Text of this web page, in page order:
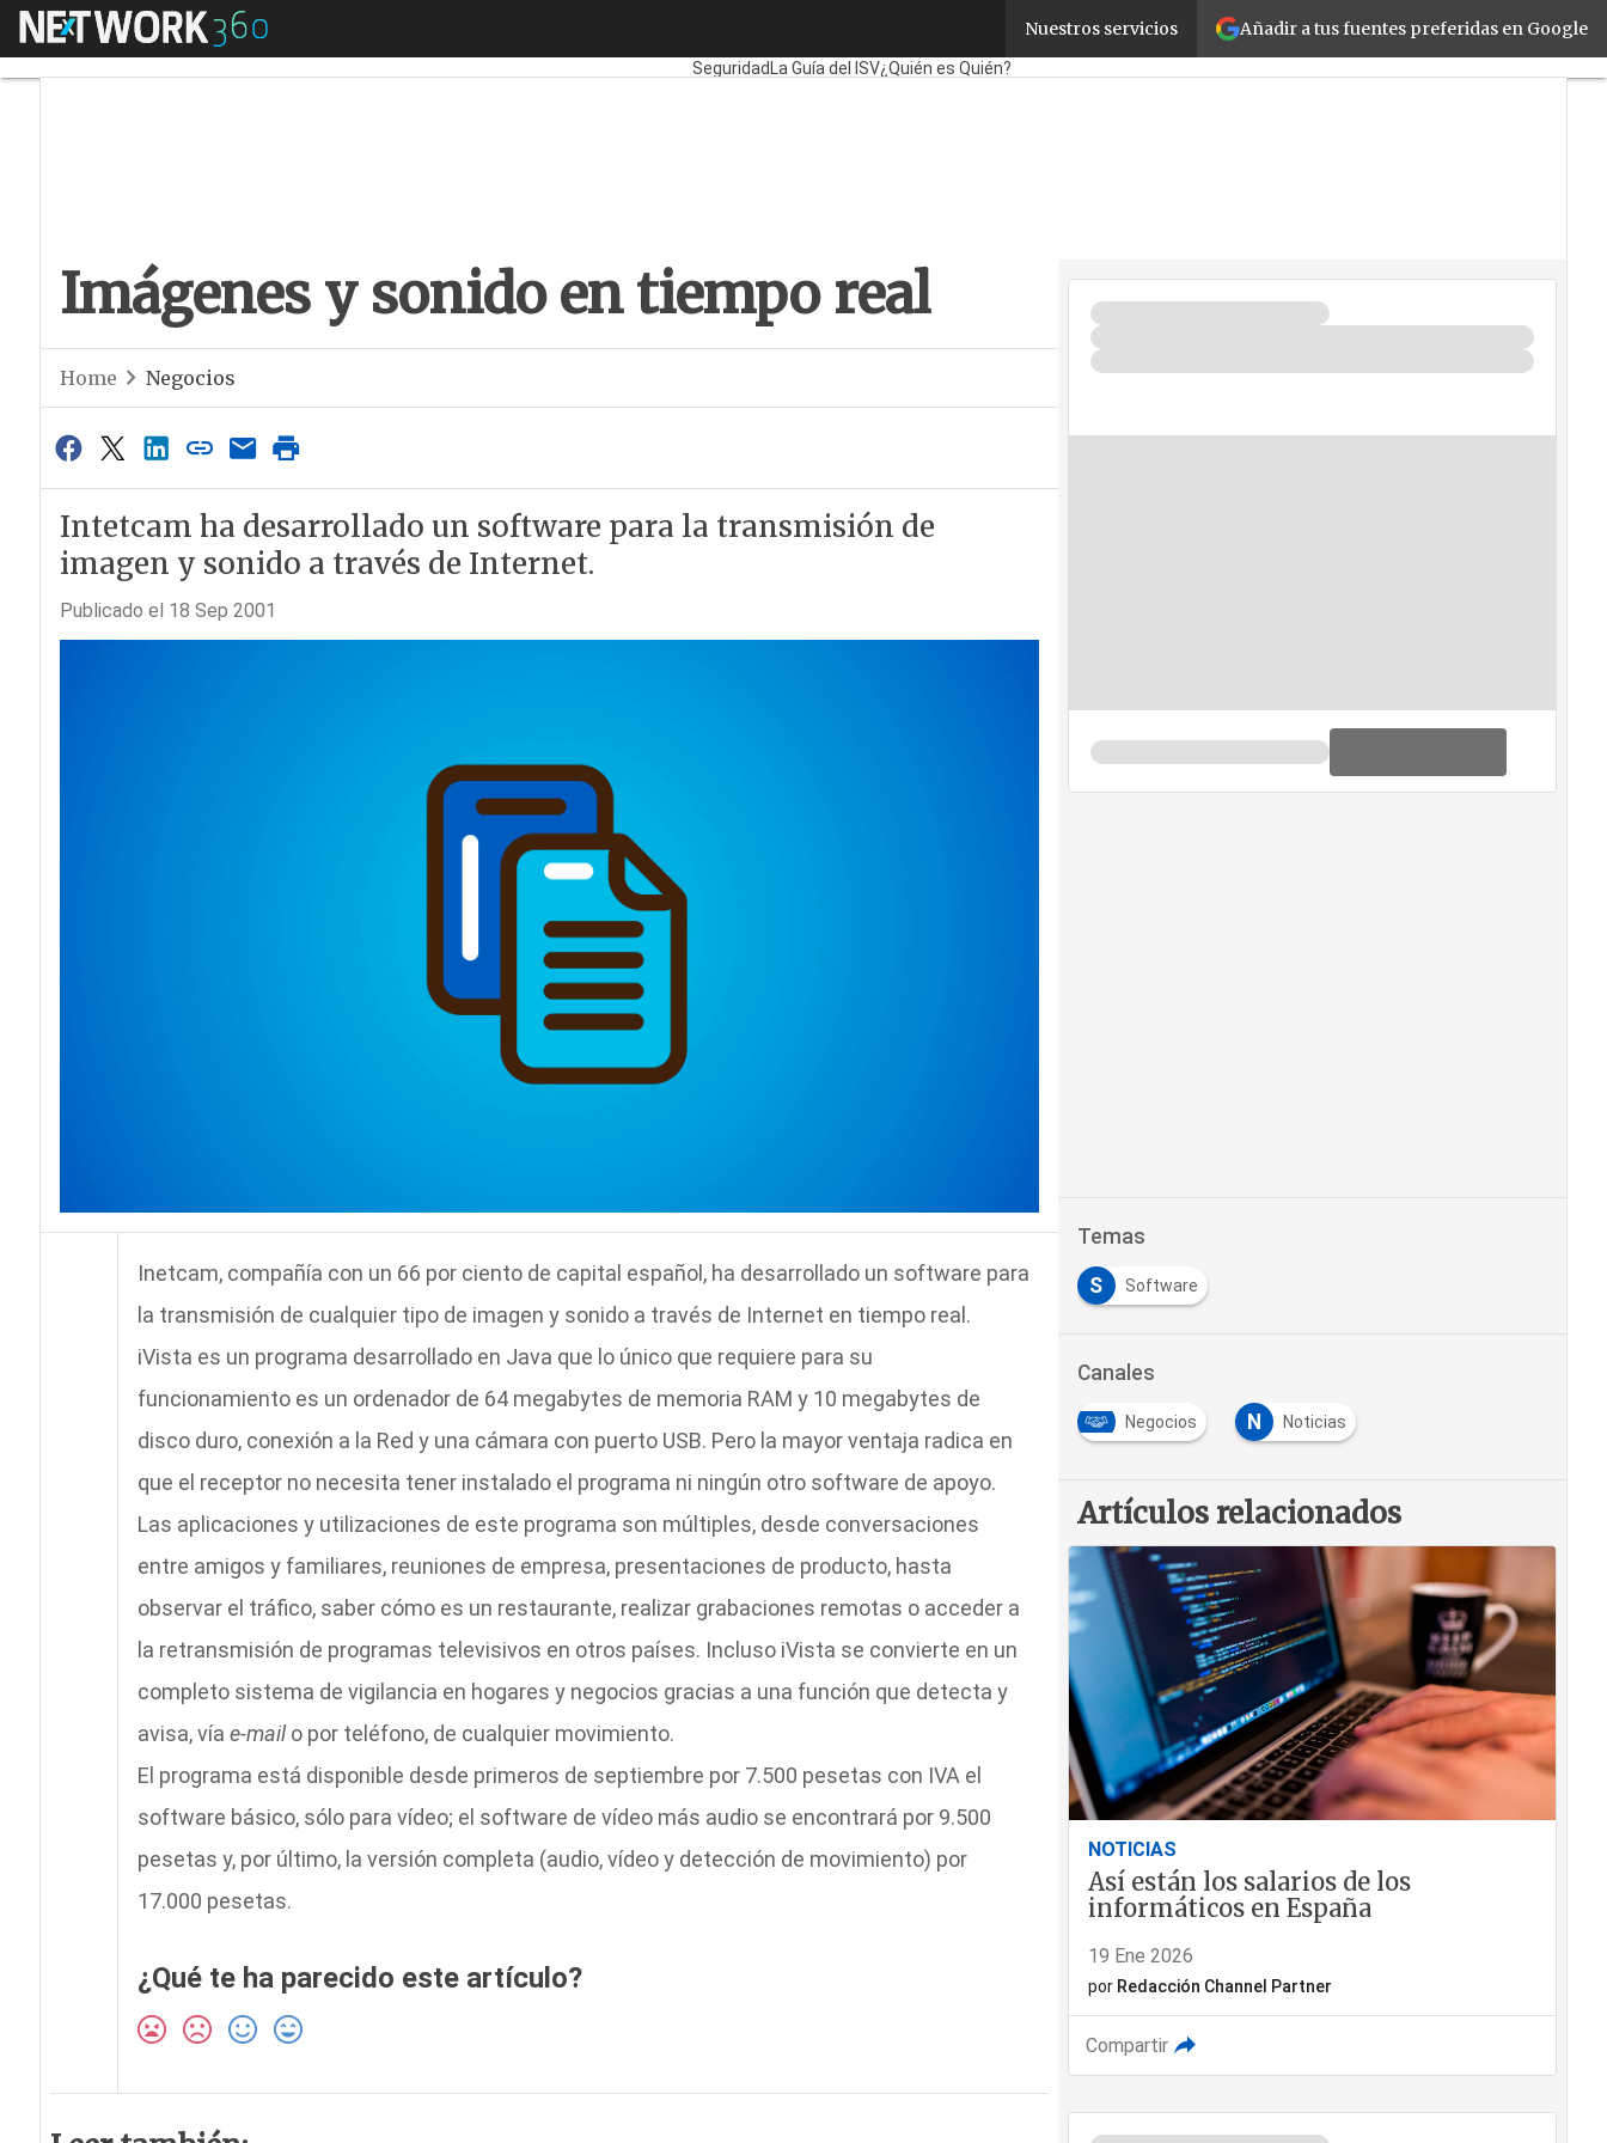
Añadir a tus fuentes preferidas en Google
Nuestros servicios
Menú CorporateRetailCloudMovilidad
Negocios
Seguridad La Guía del ISV¿Quién es Quién?
Imágenes y sonido en tiempo real
Home Negocios
Intetcam ha desarrollado un software para la transmisión de
imagen y sonido a través de Internet.
Publicado el 18 Sep 2001
Inetcam, compañía con un 66 por ciento de capital español, ha desarrollado un software para
la transmisión de cualquier tipo de imagen y sonido a través de Internet en tiempo real.
iVista es un programa desarrollado en Java que lo único que requiere para su
funcionamiento es un ordenador de 64 megabytes de memoria RAM y 10 megabytes de
disco duro, conexión a la Red y una cámara con puerto USB. Pero la mayor ventaja radica en
que el receptor no necesita tener instalado el programa ni ningún otro software de apoyo.
Las aplicaciones y utilizaciones de este programa son múltiples, desde conversaciones
entre amigos y familiares, reuniones de empresa, presentaciones de producto, hasta
observar el tráfico, saber cómo es un restaurante, realizar grabaciones remotas o acceder a
la retransmisión de programas televisivos en otros países. Incluso iVista se convierte en un
completo sistema de vigilancia en hogares y negocios gracias a una función que detecta y
avisa, vía e-mailo por teléfono, de cualquier movimiento.
El programa está disponible desde primeros de septiembre por 7.500 pesetas con IVA el
software básico, sólo para vídeo; el software de vídeo más audio se encontrará por 9.500
pesetas y, por último, la versión completa (audio, vídeo y detección de movimiento) por
17.000 pesetas.
¿Qué te ha parecido este artículo?
Temas
S Software
Canales
Negocios N Noticias
Artículos relacionados
NOTICIAS
Así están los salarios de los
informáticos en España
19 Ene 2026
por Redacción Channel Partner
Compartir